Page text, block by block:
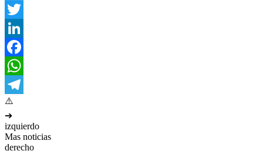
Twitter
LinkedIn
Facebook
WhatsApp
Telegram
➔
izquierdo
Mas noticias
derecho